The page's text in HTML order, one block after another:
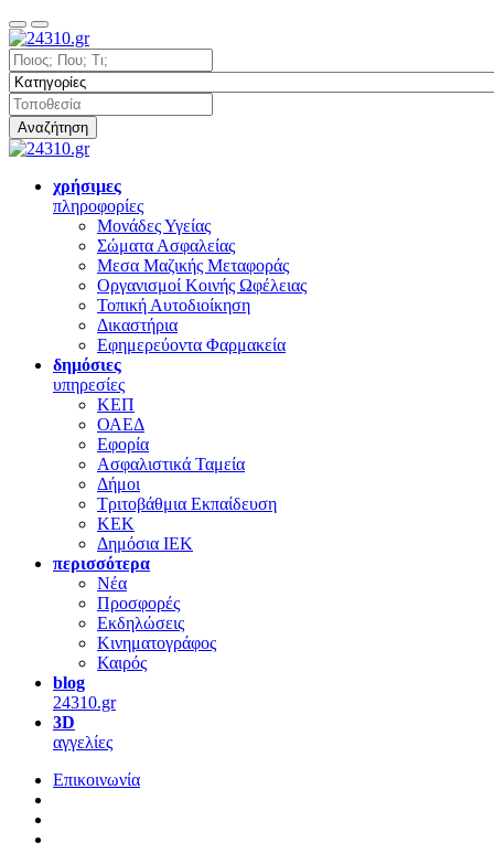
Αναζήτηση
χρήσιμες
πληροφορίες
Μονάδες Υγείας
Σώματα Ασφαλείας
Μεσα Μαζικής Μεταφοράς
Οργανισμοί Κοινής Ωφέλειας
Τοπική Αυτοδιοίκηση
Δικαστήρια
Εφημερεύοντα Φαρμακεία
δημόσιες
υπηρεσίες
ΚΕΠ
ΟΑΕΔ
Εφορία
Ασφαλιστικά Ταμεία
Δήμοι
Τριτοβάθμια Εκπαίδευση
ΚΕΚ
Δημόσια ΙΕΚ
περισσότερα
Νέα
Προσφορές
Εκδηλώσεις
Κινηματογράφος
Καιρός
blog
24310.gr
3D
αγγελίες
Επικοινωνία